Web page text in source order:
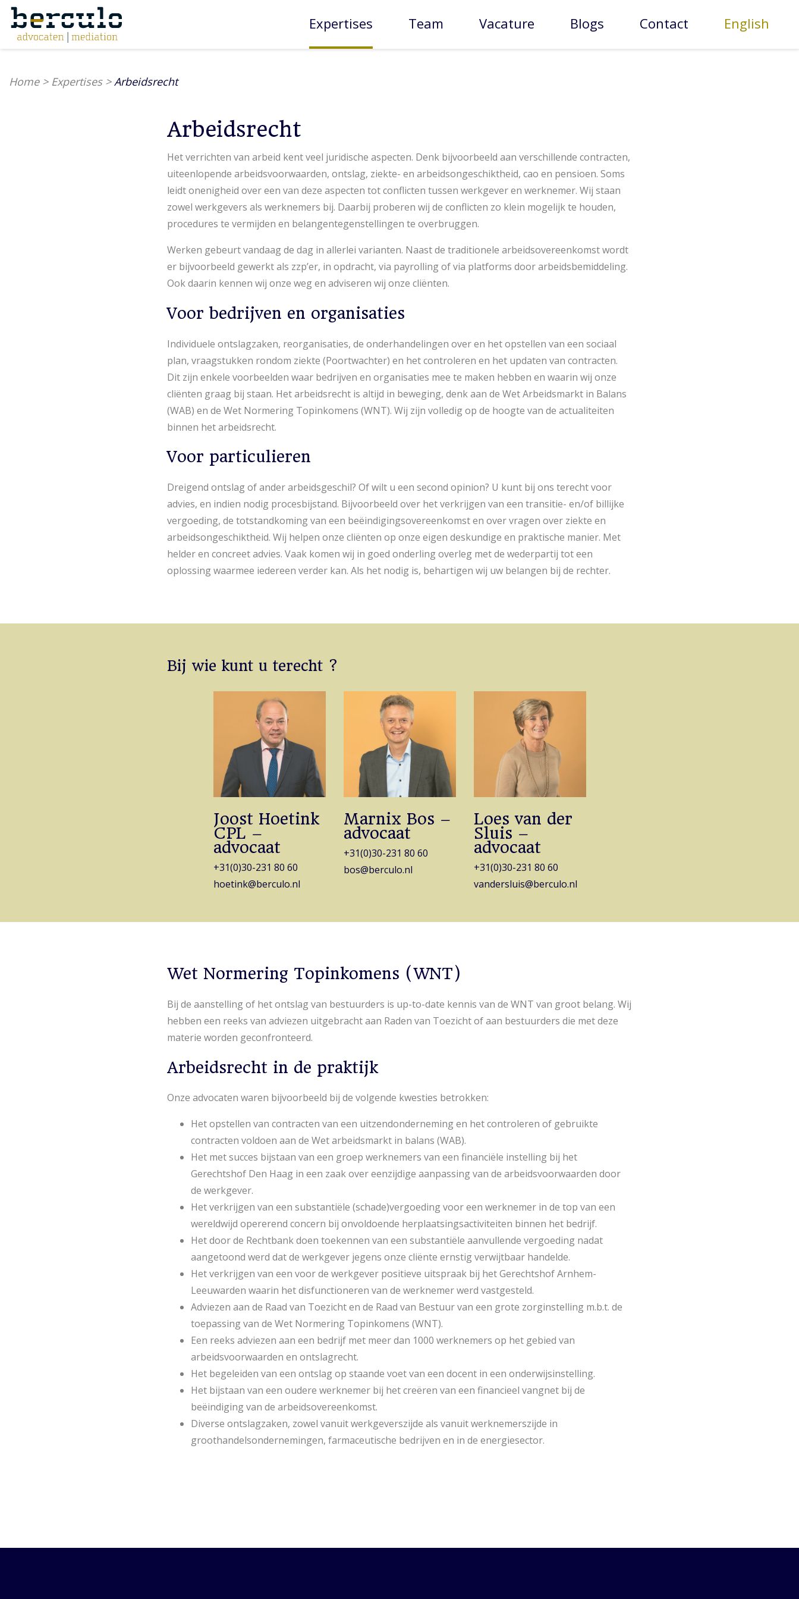
Expertises Team Vacature Blogs Contact English
Home> Expertises>Arbeidsrecht
Arbeidsrecht
Het verrichten van arbeid kent veel juridische aspecten. Denk bijvoorbeeld aan verschillende contracten,
uiteenlopende arbeidsvoorwaarden, ontslag, ziekte- en arbeidsongeschiktheid, cao en pensioen. Soms
leidt onenigheid over een van deze aspecten tot conflicten tussen werkgever en werknemer. Wij staan
zowel werkgevers als werknemers bij. Daarbij proberen wij de conflicten zo klein mogelijk te houden,
procedures te vermijden en belangentegenstellingen te overbruggen.
Werken gebeurt vandaag de dag in allerlei varianten. Naast de traditionele arbeidsovereenkomst wordt
er bijvoorbeeld gewerkt als zzp’er, in opdracht, via payrolling of via platforms door arbeidsbemiddeling.
Ook daarin kennen wij onze weg en adviseren wij onze cliënten.
Voor bedrijven en organisaties
Individuele ontslagzaken, reorganisaties, de onderhandelingen over en het opstellen van een sociaal
plan, vraagstukken rondom ziekte (Poortwachter) en het controleren en het updaten van contracten.
Dit zijn enkele voorbeelden waar bedrijven en organisaties mee te maken hebben en waarin wij onze
cliënten graag bij staan. Het arbeidsrecht is altijd in beweging, denk aan de Wet Arbeidsmarkt in Balans
(WAB) en de Wet Normering Topinkomens (WNT). Wij zijn volledig op de hoogte van de actualiteiten
binnen het arbeidsrecht.
Voor particulieren
Dreigend ontslag of ander arbeidsgeschil? Of wilt u een second opinion? U kunt bij ons terecht voor
advies, en indien nodig procesbijstand. Bijvoorbeeld over het verkrijgen van een transitie- en/of billijke
vergoeding, de totstandkoming van een beëindigingsovereenkomst en over vragen over ziekte en
arbeidsongeschiktheid. Wij helpen onze cliënten op onze eigen deskundige en praktische manier. Met
helder en concreet advies. Vaak komen wij in goed onderling overleg met de wederpartij tot een
oplossing waarmee iedereen verder kan. Als het nodig is, behartigen wij uw belangen bij de rechter.
Bij wie kunt u terecht ?
Joost Hoetink
CPL –
advocaat
+31(0)30-231 80 60
hoetink@berculo.nl
Marnix Bos –
advocaat
+31(0)30-231 80 60
bos@berculo.nl
Loes van der
Sluis –
advocaat
+31(0)30-231 80 60
vandersluis@berculo.nl
Wet Normering Topinkomens (WNT)
Bij de aanstelling of het ontslag van bestuurders is up-to-date kennis van de WNT van groot belang. Wij
hebben een reeks van adviezen uitgebracht aan Raden van Toezicht of aan bestuurders die met deze
materie worden geconfronteerd.
Arbeidsrecht in de praktijk
Onze advocaten waren bijvoorbeeld bij de volgende kwesties betrokken:
Het opstellen van contracten van een uitzendonderneming en het controleren of gebruikte
contracten voldoen aan de Wet arbeidsmarkt in balans (WAB).
Het met succes bijstaan van een groep werknemers van een financiële instelling bij het
Gerechtshof Den Haag in een zaak over eenzijdige aanpassing van de arbeidsvoorwaarden door
de werkgever.
Het verkrijgen van een substantiële (schade)vergoeding voor een werknemer in de top van een
wereldwijd opererend concern bij onvoldoende herplaatsingsactiviteiten binnen het bedrijf.
Het door de Rechtbank doen toekennen van een substantiële aanvullende vergoeding nadat
aangetoond werd dat de werkgever jegens onze cliënte ernstig verwijtbaar handelde.
Het verkrijgen van een voor de werkgever positieve uitspraak bij het Gerechtshof Arnhem-
Leeuwarden waarin het disfunctioneren van de werknemer werd vastgesteld.
Adviezen aan de Raad van Toezicht en de Raad van Bestuur van een grote zorginstelling m.b.t. de
toepassing van de Wet Normering Topinkomens (WNT).
Een reeks adviezen aan een bedrijf met meer dan 1000 werknemers op het gebied van
arbeidsvoorwaarden en ontslagrecht.
Het begeleiden van een ontslag op staande voet van een docent in een onderwijsinstelling.
Het bijstaan van een oudere werknemer bij het creëren van een financieel vangnet bij de
beëindiging van de arbeidsovereenkomst.
Diverse ontslagzaken, zowel vanuit werkgeverszijde als vanuit werknemerszijde in
groothandelsondernemingen, farmaceutische bedrijven en in de energiesector.